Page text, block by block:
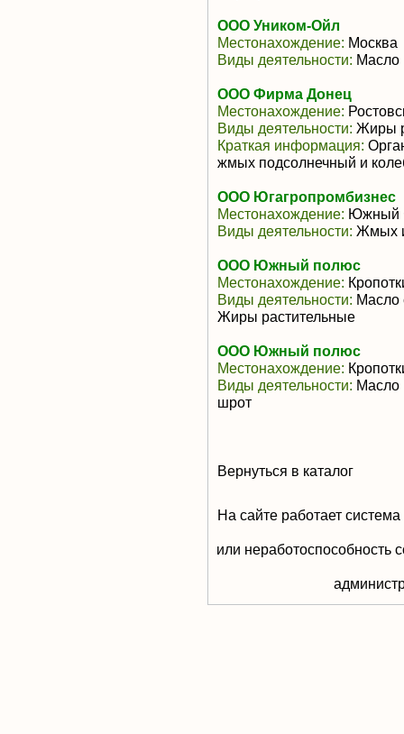
ООО Уником-Ойл
Местонахождение: Москва
Виды деятельности: Масло
ООО Фирма Донец
Местонахождение:
Виды деятельности: Жиры
Краткая информация:
жмых подсолнечный и
ООО Югагропромбизнес
Местонахождение: Южный
Виды деятельности: Жмых
ООО Южный полюс
Местонахождение:
Виды деятельности: Масло
Жиры растительные
ООО Южный полюс
Местонахождение:
Виды деятельности: Масло
шрот
Вернуться в каталог
На сайте работает
или неработоспособность